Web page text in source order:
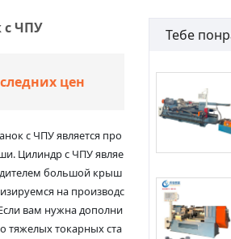
Тебе
с ЧПУ
цен
с ЧПУ является про
Цилиндр с ЧПУ являе
большой крыш
на производс
вам нужна дополни
тяжелых токарных ста